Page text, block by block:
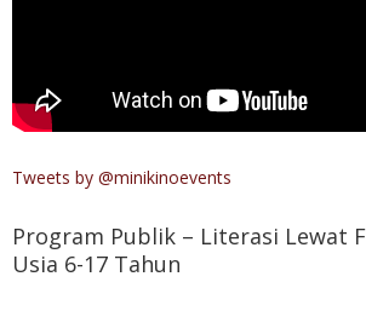
Tweets by @minikinoevents
Program Publik – Literasi Lewat
Usia 6-17 Tahun